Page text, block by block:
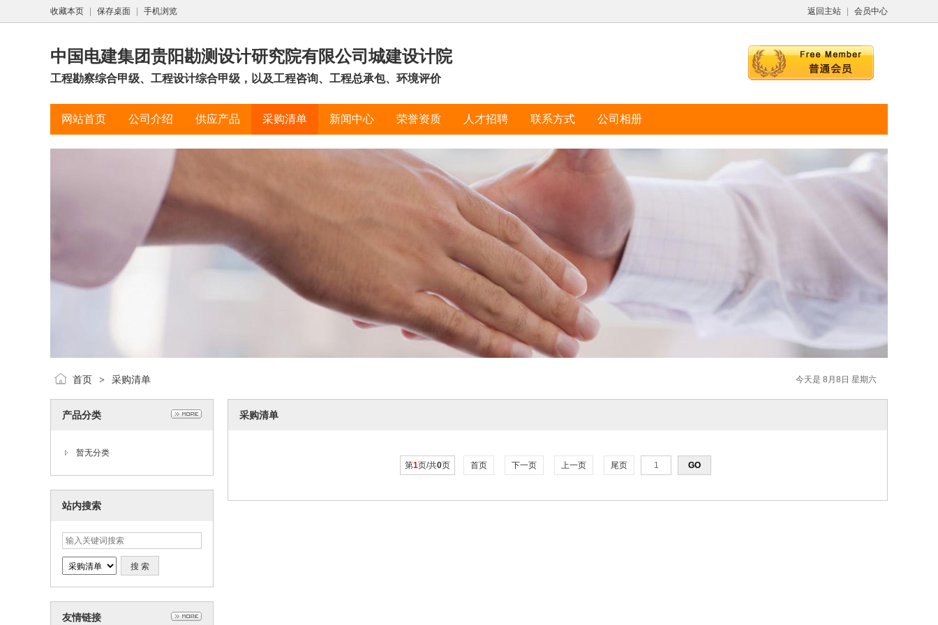
返回主站 会员中心
收藏本页 保存桌面 手机浏览
中国电建集团贵阳勘测设计研究院有限公司城建设计院
工程勘察综合甲级、工程设计综合甲级，以及工程咨询、工程总承包、环境评价
网站首页 公司介绍 供应产品 采购清单 新闻中心 荣誉资质 人才招聘 联系方式 公司相册
今天是 8月8日 星期六
首页 > 采购清单
产品分类
暂无分类
站内搜索
友情链接
采购清单
第1页/共0页 首页 下一页 上一页 尾页